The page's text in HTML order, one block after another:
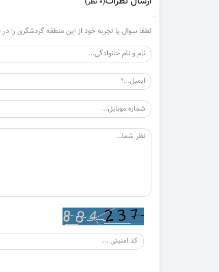
لطفا سوال یا تجربه خود از این منطقه گردشگری را